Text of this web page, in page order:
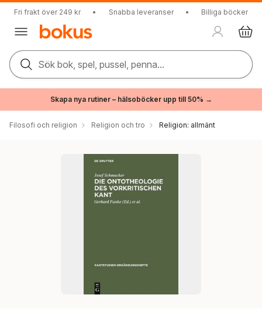
Fri frakt över 249 kr • Snabba leveranser • Billiga böcker
Sök bok, spel, pussel, penna...
Skapa nya rutiner – hälsoböcker upp till 50% →
Filosofi och religion Religion och tro Religion: allmänt